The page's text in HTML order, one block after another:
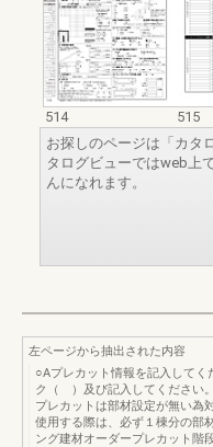
514
515
お探しのページは「カタ
タログビューではweb上
んになれます。
左ページから抽出された内容
○Aプレカット情報を記入して
ク（ ）及び記入してください
プレカットは部材設定が無い
使用する際は、必ず１棟分の部
ング建材オーダープレカット